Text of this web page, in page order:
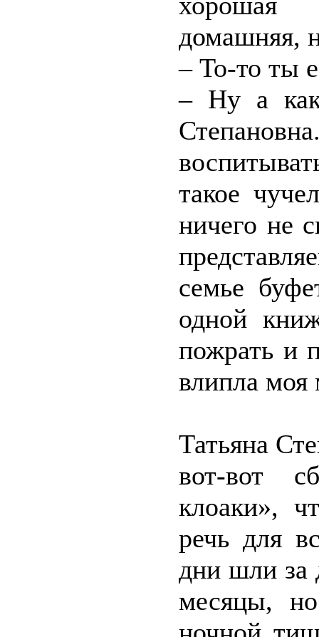
домашняя,
– То-то ты
– Ну а как
такое
ничего не
семье
одной
пожрать и
влипла моя
Татьяна
вот-вот
клоаки»,
речь для
дни шли за
месяцы,